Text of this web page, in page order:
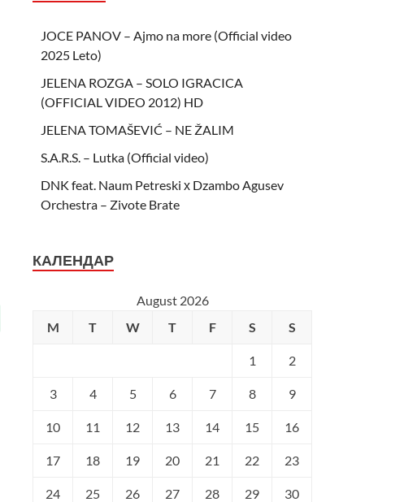
JOCE PANOV – Ajmo na more (Official video
2025 Leto)
JELENA ROZGA – SOLO IGRACICA
(OFFICIAL VIDEO 2012) HD
JELENA TOMAŠEVIĆ – NE ŽALIM
S.A.R.S. – Lutka (Official video)
DNK feat. Naum Petreski х Dzambo Agusev
Orchestra – Zivote Brate
КАЛЕНДАР
August 2026
M
T W T F S S
1 2
3 4 5 6 7 8 9
10 11 12 13 14 15 16
17 18 19 20 21 22 23
24 25 26 27 28 29 30